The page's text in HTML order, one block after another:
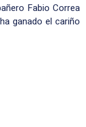
Fabio Correa
ganado el cariño